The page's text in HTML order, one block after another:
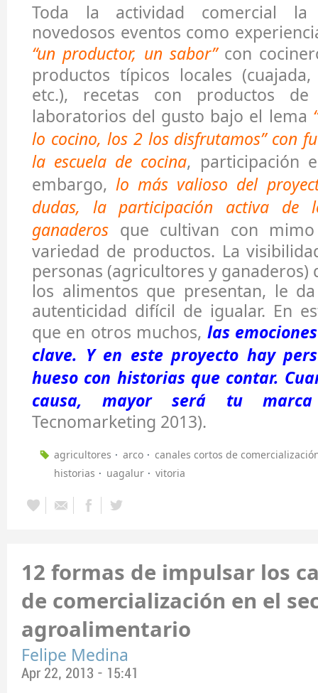
Toda la actividad comercial la
novedosos eventos como
“un productor, un sabor”con
productos típicos locales
etc.), recetas con productos
laboratorios del gusto bajo el lema
lo cocino, los 2 los disfrutamos” con
la escuela de cocina, participación
embargo,lo más valioso del
dudas, la participación activa de
ganaderos que cultivan con
variedad de productos. La
personas (agricultores y ganaderos)
los alimentos que presentan, le
autenticidad difícil de igualar. En
que en otros muchos, las
clave. Y en este proyecto hay
hueso con historias que contar.
causa, mayor será tu
Tecnomarketing 2013).
agricultores arco
canales cortos de
historias
uagalur vitoria
12 formas de impulsar los
de comercialización en el
agroalimentario
Felipe Medina
Apr 22, 2013 - 15:41